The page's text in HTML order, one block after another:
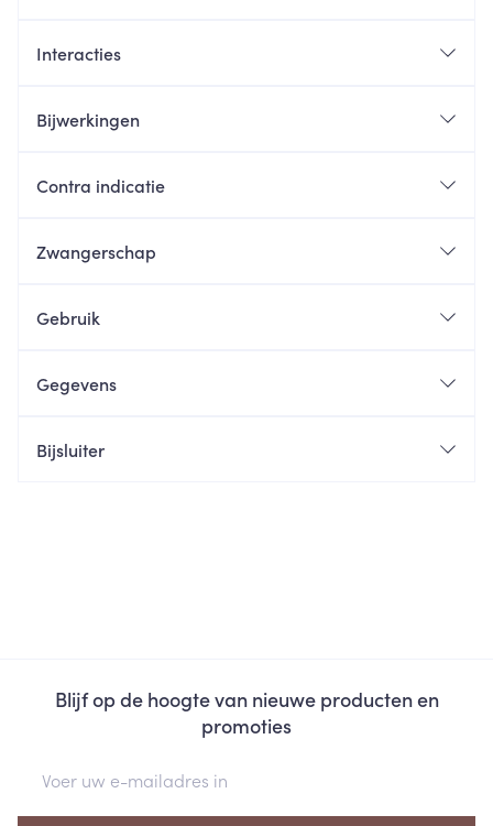
Interacties
Bijwerkingen
Contra indicatie
Zwangerschap
Gebruik
Gegevens
Bijsluiter
Blijf op de hoogte van nieuwe producten en
promoties